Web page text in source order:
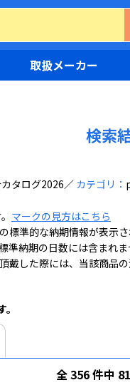
取扱メーカー
検索
タログ2026 カテゴリ：
マークの見方はこちら
準的な納期情報が表示さ
納期の日数には含まれま
した際には、当該商品
全 356 件中